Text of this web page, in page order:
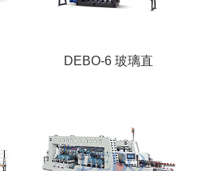
DEBO-6 玻璃直